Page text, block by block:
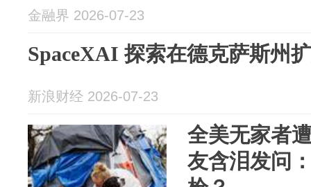
金融界 2026-07-23
SpaceXAI 探索在德克萨斯州
新浪财经 2026-07-23
全美无家者
友含泪发问